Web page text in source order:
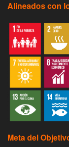
Alineados con
Meta del